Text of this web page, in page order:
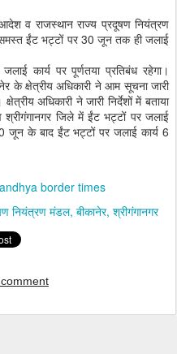
आदेश व राजस्थान राज्य प्रदूषण नियंत्रण
ईंट भट्टों पर 30 जून तक ही जलाई
कार्य पर पूर्णतया प्रतिबंध रहेगा।
के क्षेत्रीय अधिकारी ने आम सूचना जारी
अधिकारी ने जारी निर्देशों में बताया
श्रीगंगानगर जिले में ईंट भट्टों पर जलाई
जून के बाद ईंट भट्टों पर जलाई कार्य 6
border times
नियंत्रण मंडल बीकानेर श्रीगंगानगर